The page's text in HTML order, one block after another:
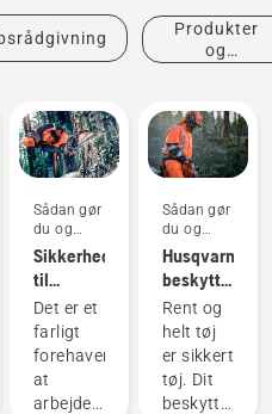
Produkter
og
Sådan gør
du og
vejledninger
Sikkerhedskrav
til
kædesave
Det er et
farligt
forehavende
at
arbejde
Sådan gør
du og
vejledninger
Husqvarna
Vejledninger
om vask
og
reparation
Rent og
helt tøj
er sikkert
tøj. Dit
Anlægsgartnere